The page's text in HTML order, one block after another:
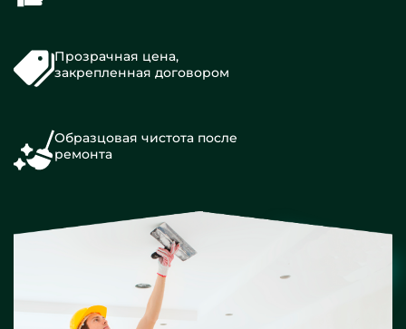
Прозрачная цена,
закрепленная договором
Образцовая чистота после
ремонта